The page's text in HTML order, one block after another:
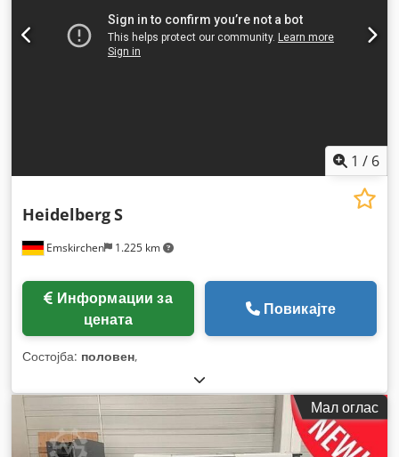
1 / 6
Emskirchen 1.225 km
HeidelbergS
цената
Повикајте
Состојба: половен,
Мал оглас